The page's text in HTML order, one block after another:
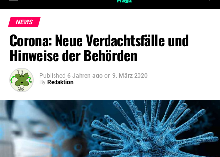
NEWS
Corona: Neue Verdachtsfälle und
Hinweise der Behörden
Published 6 Jahren ago on 9. März 2020
By Redaktion